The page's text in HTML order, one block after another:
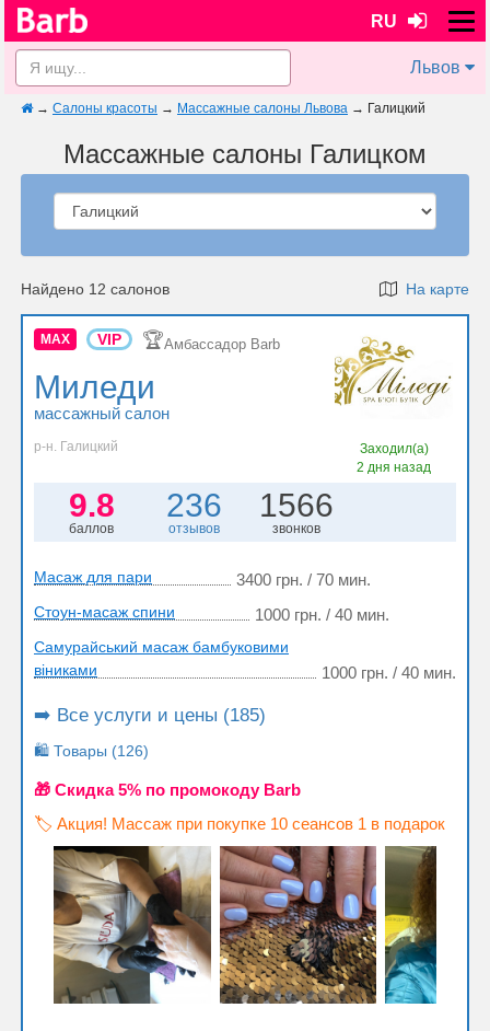
RU
Львов
→ Салоны красоты → Массажные салоны Львова → Галицкий
Массажные салоны Галицком
Найдено 12 салонов На карте
MAX VIP 🏆Амбассадор Barb
Миледи
массажный салон
р-н. Галицкий
Заходил(а)
2 дня назад
9.8
баллов
236
отзывов
1566
звонков
Масаж для пари 3400 грн. / 70 мин.
Стоун-масаж спини 1000 грн. / 40 мин.
Самурайський масаж бамбуковими
віниками
1000 грн. / 40 мин.
➡️ Все услуги и цены (185)
🛍️ Товары (126)
🎁 Cкидка 5% по промокоду Barb
🏷️ Акция! Массаж при покупке 10 сеансов 1 в подарок